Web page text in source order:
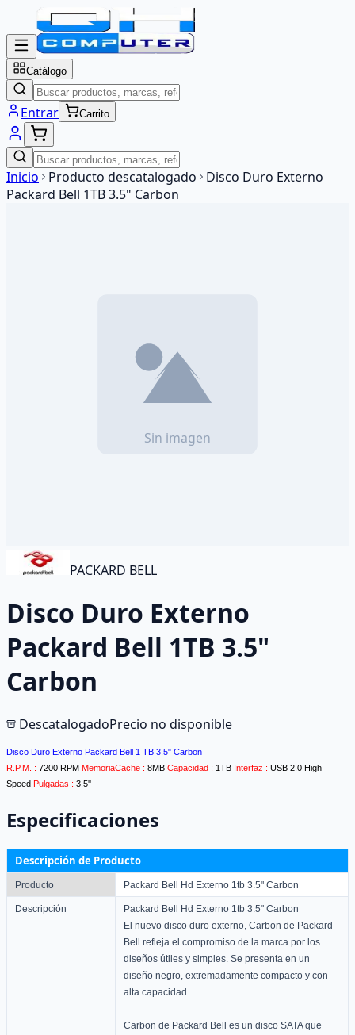
Catálogo
Entrar Carrito
Inicio Producto descatalogado
Disco Duro Externo
Packard Bell 1TB 3.5" Carbon
PACKARD BELL
Disco Duro Externo
Packard Bell 1TB 3.5"
Carbon
DescatalogadoPrecio no disponible
Disco Duro Externo Packard Bell 1 TB 3.5" Carbon
R.P.M. : 7200 RPM MemoriaCache : 8MB Capacidad : 1TB Interfaz : USB 2.0 High
Speed Pulgadas : 3.5''
Especificaciones
Descripción de Producto
Producto Packard Bell Hd Externo 1tb 3.5" Carbon
Descripción
Packard Bell Hd Externo 1tb 3.5" Carbon
El nuevo disco duro externo, Carbon de Packard
Bell refleja el compromiso de la marca por los
diseños útiles y simples. Se presenta en un
diseño negro, extremadamente compacto y con
alta capacidad.
Carbon de Packard Bell es un disco SATA que